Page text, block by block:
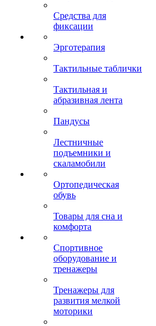
Средства для
фиксации
Эрготерапия
Тактильные таблички
Тактильная и
абразивная лента
Пандусы
Лестничные
подъемники и
скаламобили
Ортопедическая
обувь
Товары для сна и
комфорта
Спортивное
оборудование и
тренажеры
Тренажеры для
развития мелкой
моторики